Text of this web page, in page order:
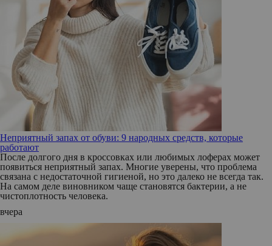
Неприятный запах от обуви: 9 народных средств, которые
работают
После долгого дня в кроссовках или любимых лоферах может
появиться неприятный запах. Многие уверены, что проблема
связана с недостаточной гигиеной, но это далеко не всегда так.
На самом деле виновником чаще становятся бактерии, а не
чистоплотность человека.
вчера